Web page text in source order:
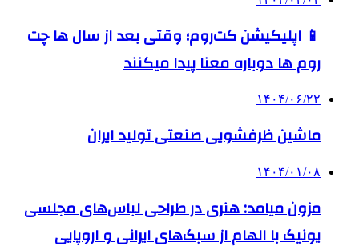
📱 اپلیکیشن کت‌روم؛ وقتی بعد از سال ها چت
روم ها دوباره معنا پیدا میکنند
۱۴۰۴/۰۶/۲۲
ماشین ظرفشویی صنعتی تولید ایران
۱۴۰۴/۰۱/۰۸
مزون میامد: هنری در طراحی لباس‌های مجلسی
یونیک با الهام از سبک‌های ایرانی و اروپایی